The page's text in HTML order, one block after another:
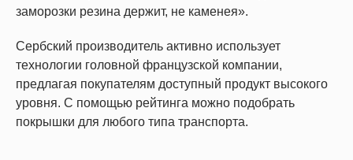
заморозки резина держит, не каменея».
Сербский производитель активно использует
технологии головной французской компании,
предлагая покупателям доступный продукт высокого
уровня. С помощью рейтинга можно подобрать
покрышки для любого типа транспорта.